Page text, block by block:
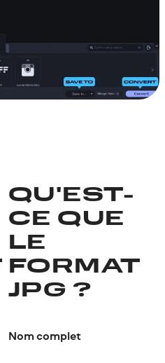
QU'EST-
CE QUE
LE
FORMAT
JPG ?
Nom complet